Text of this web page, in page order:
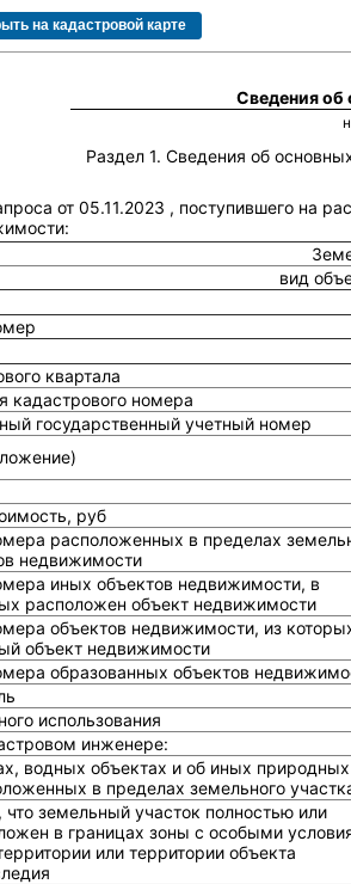
Сведения
Раздел 1. Сведения об
от 05.11.2023 , поступившего на
вид
квартала
кадастрового номера
государственный учетный номер
руб
расположенных в пределах
недвижимости
иных объектов недвижимости, в
расположен объект недвижимости
объектов недвижимости, из
объект недвижимости
образованных объектов
использования
инженере:
водных объектах и об иных природных
в пределах земельного
земельный участок полностью или
в границах зоны с особыми
или территории объекта